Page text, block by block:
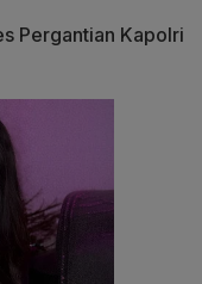
Pergantian Kapolri